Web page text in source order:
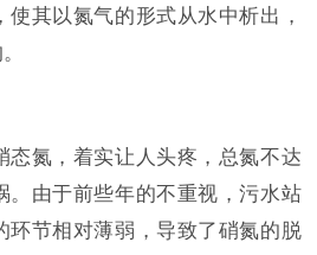
其以氮气的形式从水中析出，
态氮，着实让人头疼，总氮不达
。由于前些年的不重视，污水站
环节相对薄弱，导致了硝氮的脱